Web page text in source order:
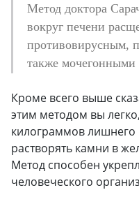
Метод доктора
вокруг печени
противовирусным,
также мочегонными
Кроме всего выше
этим методом вы
килограммов лишнего
растворять камни в
Метод способен
человеческого